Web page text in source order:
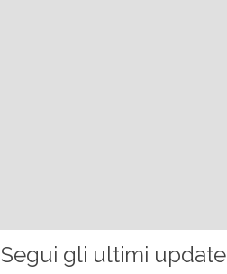
Segui gli ultimi update